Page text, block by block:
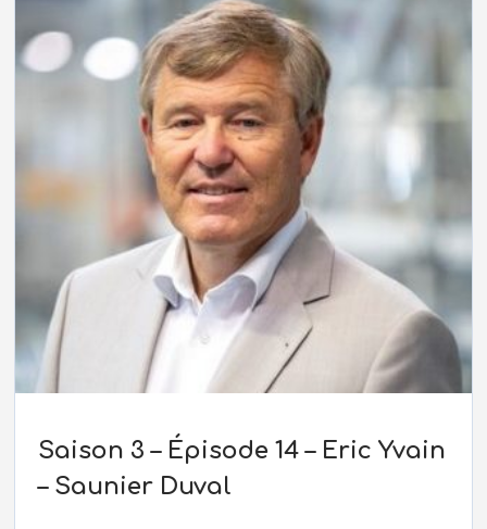
Saison 3 – Épisode 14 – Eric Yvain
– Saunier Duval